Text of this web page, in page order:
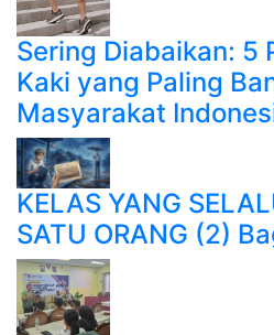
Sering Diabaikan: 5
Kaki yang Paling
Masyarakat
KELAS YANG
SATU ORANG (2)